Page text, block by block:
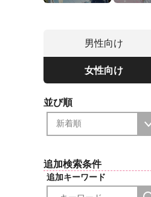
男性向け
女性向け
並び順
追加検索条件
追加キーワード